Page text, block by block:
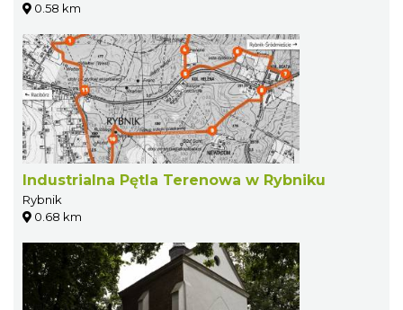
0.58 km
Industrialna Pętla Terenowa w Rybniku
Rybnik
0.68 km